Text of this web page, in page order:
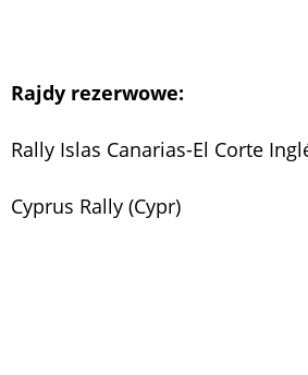
Rajdy rezerwowe:
Rally Islas Canarias-El Corte
Cyprus Rally (Cypr)